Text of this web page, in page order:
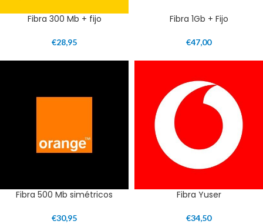
Fibra 300 Mb + fijo
€28,95
Fibra 1Gb + Fijo
€47,00
Fibra 500 Mb simétricos
€30,95
Fibra Yuser
€34,50